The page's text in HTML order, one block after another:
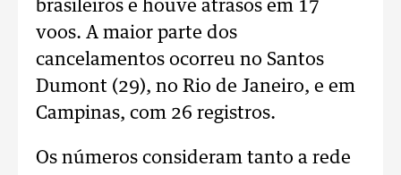
brasileiros e houve atrasos em 17
voos. A maior parte dos
cancelamentos ocorreu no Santos
Dumont (29), no Rio de Janeiro, e em
Campinas, com 26 registros.
Os números consideram tanto a rede